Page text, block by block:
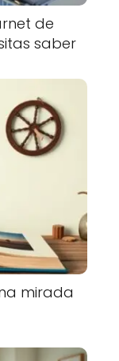
de
saber
mirada